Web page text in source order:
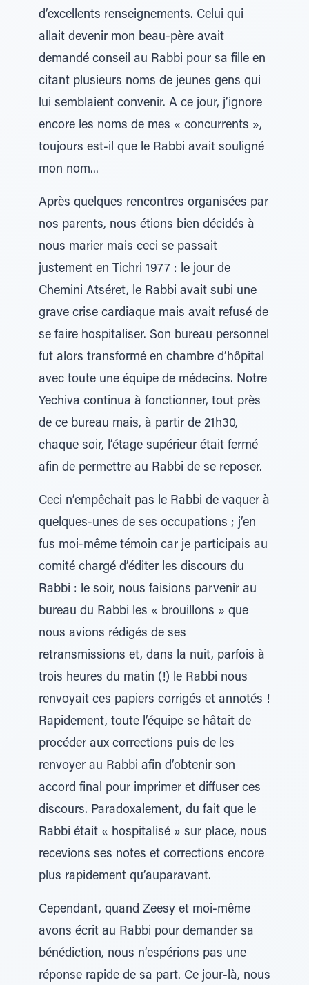
d’excellents renseignements. Celui qui
allait devenir mon beau-père avait
demandé conseil au Rabbi pour sa fille en
citant plusieurs noms de jeunes gens qui
lui semblaient convenir. A ce jour, j’ignore
encore les noms de mes « concurrents »,
toujours est-il que le Rabbi avait souligné
mon nom...
Après quelques rencontres organisées par
nos parents, nous étions bien décidés à
nous marier mais ceci se passait
justement en Tichri 1977 : le jour de
Chemini Atséret, le Rabbi avait subi une
grave crise cardiaque mais avait refusé de
se faire hospitaliser. Son bureau personnel
fut alors transformé en chambre d’hôpital
avec toute une équipe de médecins. Notre
Yechiva continua à fonctionner, tout près
de ce bureau mais, à partir de 21h30,
chaque soir, l’étage supérieur était fermé
afin de permettre au Rabbi de se reposer.
Ceci n’empêchait pas le Rabbi de vaquer à
quelques-unes de ses occupations ; j’en
fus moi-même témoin car je participais au
comité chargé d’éditer les discours du
Rabbi : le soir, nous faisions parvenir au
bureau du Rabbi les « brouillons » que
nous avions rédigés de ses
retransmissions et, dans la nuit, parfois à
trois heures du matin (!) le Rabbi nous
renvoyait ces papiers corrigés et annotés !
Rapidement, toute l’équipe se hâtait de
procéder aux corrections puis de les
renvoyer au Rabbi afin d’obtenir son
accord final pour imprimer et diffuser ces
discours. Paradoxalement, du fait que le
Rabbi était « hospitalisé » sur place, nous
recevions ses notes et corrections encore
plus rapidement qu’auparavant.
Cependant, quand Zeesy et moi-même
avons écrit au Rabbi pour demander sa
bénédiction, nous n’espérions pas une
réponse rapide de sa part. Ce jour-là, nous